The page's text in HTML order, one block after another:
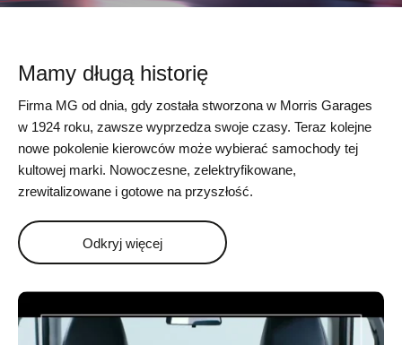
Mamy długą historię
Firma MG od dnia, gdy została stworzona w Morris Garages
w 1924 roku, zawsze wyprzedza swoje czasy. Teraz kolejne
nowe pokolenie kierowców może wybierać samochody tej
kultowej marki. Nowoczesne, zelektryfikowane,
zrewitalizowane i gotowe na przyszłość.
Odkryj więcej